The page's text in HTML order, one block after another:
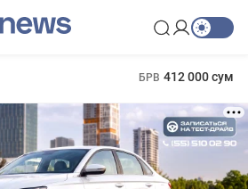
БРВ 412 000 сум